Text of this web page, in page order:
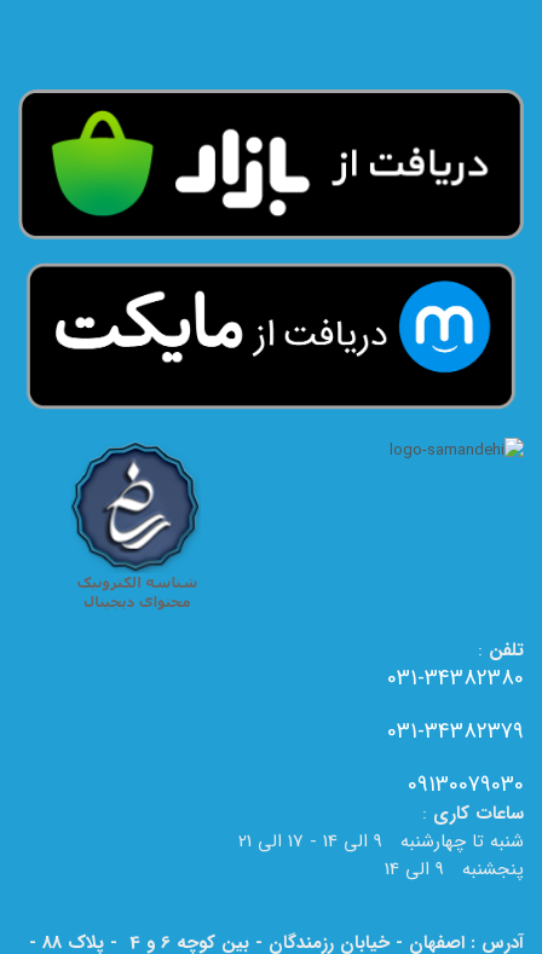
تلفن :
031-34382380
031-34382379
09130079030
ساعات کاری :
شنبه تا چهارشنبه 9 الی 14 - 17 الی 21
پنجشنبه 9 الی 14
آدرس : اصفهان - خیابان رزمندگان - بین کوچه 6 و 4 - پلاک 88 -